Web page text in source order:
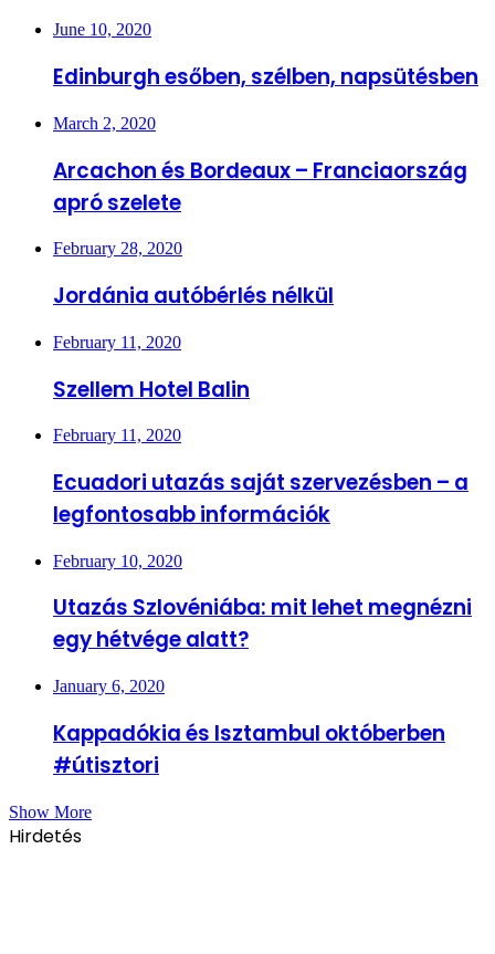
June 10, 2020
Edinburgh esőben, szélben, napsütésben
March 2, 2020
Arcachon és Bordeaux – Franciaország
apró szelete
February 28, 2020
Jordánia autóbérlés nélkül
February 11, 2020
Szellem Hotel Balin
February 11, 2020
Ecuadori utazás saját szervezésben – a
legfontosabb információk
February 10, 2020
Utazás Szlovéniába: mit lehet megnézni
egy hétvége alatt?
January 6, 2020
Kappadókia és Isztambul októberben
#útisztori
Show More
Hirdetés